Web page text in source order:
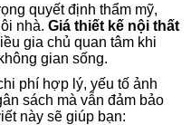
quyết định thẩm mỹ,
nhà. Giá thiết kế nội thất
gia chủ quan tâm khi
gian sống.
phí hợp lý, yếu tố ảnh
sách mà vẫn đảm bảo
này sẽ giúp bạn: